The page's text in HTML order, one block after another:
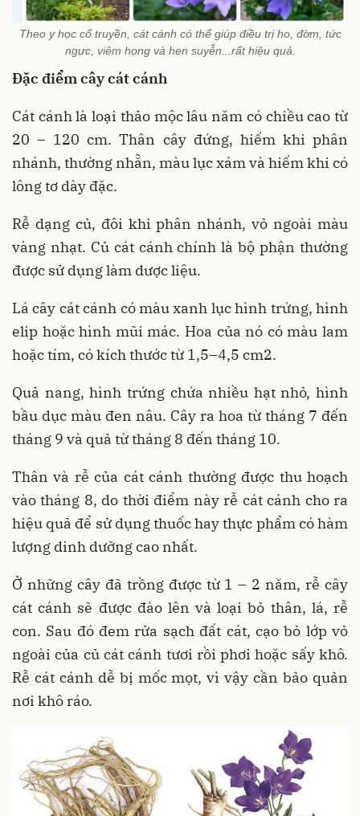
Theo y học cổ truyền, cát cánh có thể giúp điều trị ho, đờm, tức
ngực, viêm họng và hen suyễn...rất hiệu quả.
Đặc điểm cây cát cánh
Cát cánh là loại thảo mộc lâu năm có chiều cao từ
20 – 120 cm. Thân cây đứng, hiếm khi phân
nhánh, thường nhẵn, màu lục xám và hiếm khi có
lông tơ dày đặc.
Rễ dạng củ, đôi khi phân nhánh, vỏ ngoài màu
vàng nhạt. Củ cát cánh chính là bộ phận thường
được sử dụng làm dược liệu.
Lá cây cát cánh có màu xanh lục hình trứng, hình
elip hoặc hình mũi mác. Hoa của nó có màu lam
hoặc tím, có kích thước từ 1,5–4,5 cm2.
Quả nang, hình trứng chứa nhiều hạt nhỏ, hình
bầu dục màu đen nâu. Cây ra hoa từ tháng 7 đến
tháng 9 và quả từ tháng 8 đến tháng 10.
Thân và rễ của cát cánh thường được thu hoạch
vào tháng 8, do thời điểm này rễ cát cánh cho ra
hiệu quả để sử dụng thuốc hay thực phẩm có hàm
lượng dinh dưỡng cao nhất.
Ở những cây đã trồng được từ 1 – 2 năm, rễ cây
cát cánh sẽ được đào lên và loại bỏ thân, lá, rễ
con. Sau đó đem rửa sạch đất cát, cạo bỏ lớp vỏ
ngoài của củ cát cánh tươi rồi phơi hoặc sấy khô.
Rễ cát cánh dễ bị mốc mọt, vì vậy cần bảo quản
nơi khô ráo.